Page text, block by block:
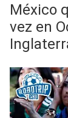
México
vez en